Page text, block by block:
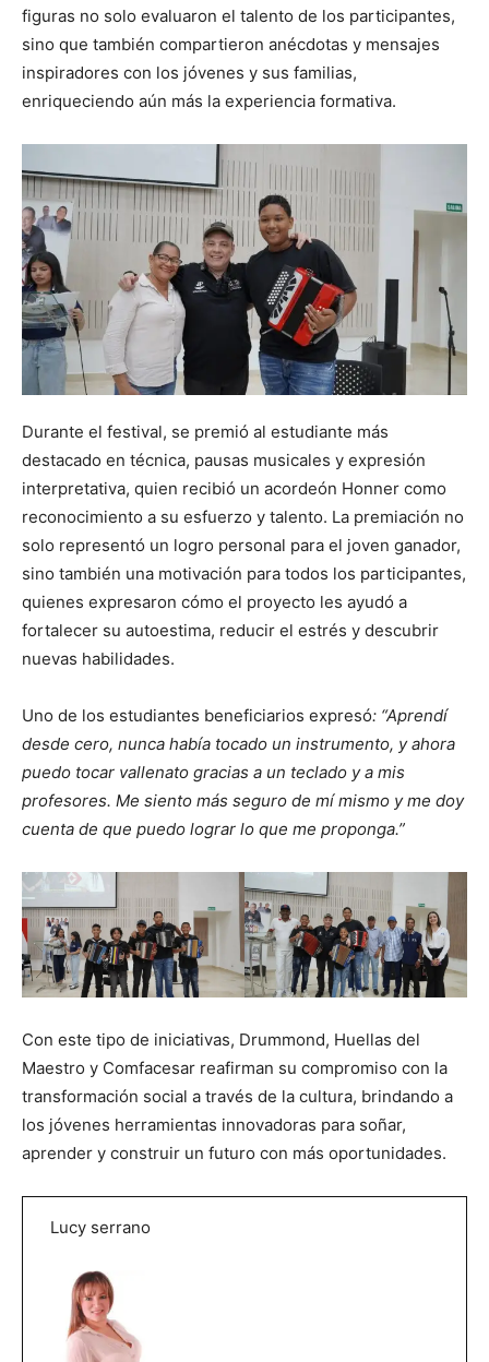
figuras no solo evaluaron el talento de los participantes,
sino que también compartieron anécdotas y mensajes
inspiradores con los jóvenes y sus familias,
enriqueciendo aún más la experiencia formativa.
Durante el festival, se premió al estudiante más
destacado en técnica, pausas musicales y expresión
interpretativa, quien recibió un acordeón Honner como
reconocimiento a su esfuerzo y talento. La premiación no
solo representó un logro personal para el joven ganador,
sino también una motivación para todos los participantes,
quienes expresaron cómo el proyecto les ayudó a
fortalecer su autoestima, reducir el estrés y descubrir
nuevas habilidades.
Uno de los estudiantes beneficiarios expresó: “Aprendí
desde cero, nunca había tocado un instrumento, y ahora
puedo tocar vallenato gracias a un teclado y a mis
profesores. Me siento más seguro de mí mismo y me doy
cuenta de que puedo lograr lo que me proponga.”
Con este tipo de iniciativas, Drummond, Huellas del
Maestro y Comfacesar reafirman su compromiso con la
transformación social a través de la cultura, brindando a
los jóvenes herramientas innovadoras para soñar,
aprender y construir un futuro con más oportunidades.
Lucy serrano